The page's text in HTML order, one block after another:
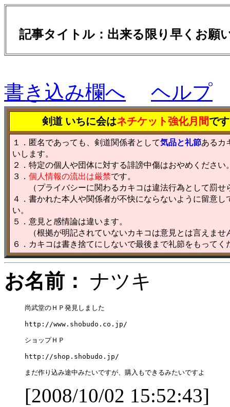
記事タイトル：出来る限り早くお
書き込み欄へ ヘルプ
剣道 いちに会はネチケット強化月間で
１．匿名であっても、剣道関係者として気品と礼節あるカ
いします。
２．特定の個人や団体に対する誹謗中傷はおやめください
３． 個人情報の流出は厳禁です。
（プライバシーに関わるカキコは違法行為として罰せ
４．書かれた本人や関係者が不快にならないように留意し
い。
５．意見と感情論は違います。
（根拠が明記されていないカキコは意見とは言えませ
６．カキコは書き捨てにしないで最後まで礼節をもってく
お名前： ナツキ
尚武堂のＨＰ発見しました
http://www.shobudo.co.jp/
ショップＨＰ
http://shop.shobudo.jp/
[2008/10/02 15:52:43]